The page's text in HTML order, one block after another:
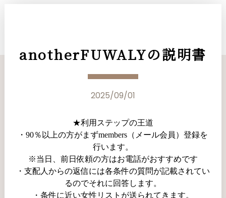
anotherFUWALYの説明書
2025/09/01
★利用ステップの王道
・90％以上の方がまずmembers（メール会員）登録を
行います。
※当日、前日依頼の方はお電話がおすすめです
・支配人からの返信には各条件の質問が記載されてい
るのでそれに回答します。
・条件に近い女性リストが送られてきます。